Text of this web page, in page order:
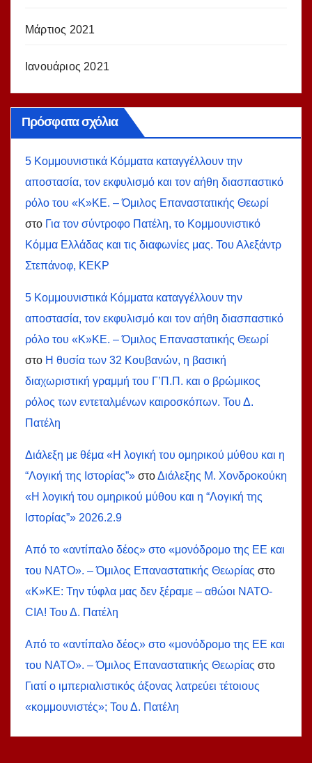
Μάρτιος 2021
Ιανουάριος 2021
Πρόσφατα σχόλια
5 Κομμουνιστικά Κόμματα καταγγέλλουν την
αποστασία, τον εκφυλισμό και τον αήθη διασπαστικό
ρόλο του «Κ»ΚΕ. – Όμιλος Επαναστατικής Θεωρί
στο Για τον σύντροφο Πατέλη, το Κομμουνιστικό
Κόμμα Ελλάδας και τις διαφωνίες μας. Του Αλεξάντρ
Στεπάνοφ, ΚΕΚΡ
5 Κομμουνιστικά Κόμματα καταγγέλλουν την
αποστασία, τον εκφυλισμό και τον αήθη διασπαστικό
ρόλο του «Κ»ΚΕ. – Όμιλος Επαναστατικής Θεωρί
στο Η θυσία των 32 Κουβανών, η βασική
διαχωριστική γραμμή του Γ’Π.Π. και ο βρώμικος
ρόλος των εντεταλμένων καιροσκόπων. Του Δ.
Πατέλη
Διάλεξη με θέμα «Η λογική του ομηρικού μύθου και η
“Λογική της Ιστορίας”» στοΔιάλεξης Μ. Χονδροκούκη
«Η λογική του ομηρικού μύθου και η “Λογική της
Ιστορίας”» 2026.2.9
Από το «αντίπαλο δέος» στο «μονόδρομο της ΕΕ και
του ΝΑΤΟ». – Όμιλος Επαναστατικής Θεωρίας στο
«Κ»ΚΕ: Την τύφλα μας δεν ξέραμε – αθώοι ΝΑΤΟ-
СIA! Του Δ. Πατέλη
Από το «αντίπαλο δέος» στο «μονόδρομο της ΕΕ και
του ΝΑΤΟ». – Όμιλος Επαναστατικής Θεωρίας στο
Γιατί ο ιμπεριαλιστικός άξονας λατρεύει τέτοιους
«κομμουνιστές»; Του Δ. Πατέλη